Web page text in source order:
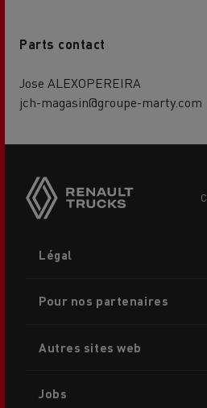
Parts contact
Jose ALEXOPEREIRA
jch-magasin@groupe-marty.com
menu
Légal
Pour nos partenaires
Autres sites web
Jobs